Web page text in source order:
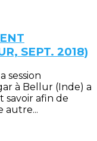
SEPT. 2018)
session
à Bellur (Inde) a
savoir afin de
autre...